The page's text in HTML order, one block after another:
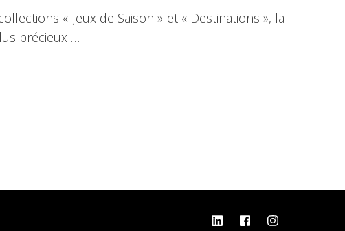
« Jeux de Saison » et « Destinations », la
précieux …